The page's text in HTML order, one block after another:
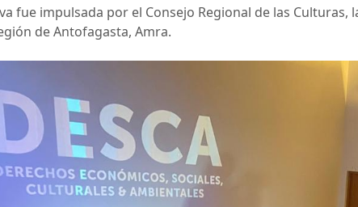
fue impulsada por el Consejo Regional de las
de Antofagasta, Amra.